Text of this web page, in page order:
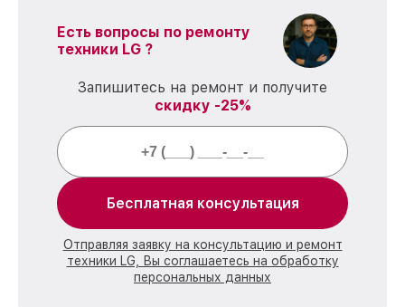
Есть вопросы по ремонту
техники LG ?
Запишитесь на ремонт и получите
скидку -25%
Бесплатная консультация
Отправляя заявку на консультацию и ремонт
техники LG, Вы соглашаетесь на обработку
персональных данных